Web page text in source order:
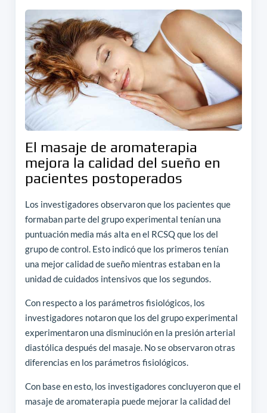
El masaje de aromaterapia
mejora la calidad del sueño en
pacientes postoperados
Los investigadores observaron que los pacientes que
formaban parte del grupo experimental tenían una
puntuación media más alta en el RCSQ que los del
grupo de control. Esto indicó que los primeros tenían
una mejor calidad de sueño mientras estaban en la
unidad de cuidados intensivos que los segundos.
Con respecto a los parámetros fisiológicos, los
investigadores notaron que los del grupo experimental
experimentaron una disminución en la presión arterial
diastólica después del masaje. No se observaron otras
diferencias en los parámetros fisiológicos.
Con base en esto, los investigadores concluyeron que el
masaje de aromaterapia puede mejorar la calidad del